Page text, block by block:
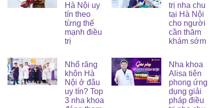
Hà Nội uy
tín theo
từng thế
mạnh điều
trị
trị nha chu
tại Hà Nội
cho người
cần thăm
khám sớm
Nhổ răng
khôn Hà
Nội ở đâu
uy tín? Top
3 nha khoa
Nha khoa
Alisa tiên
phong ứng
dụng giải
pháp điều